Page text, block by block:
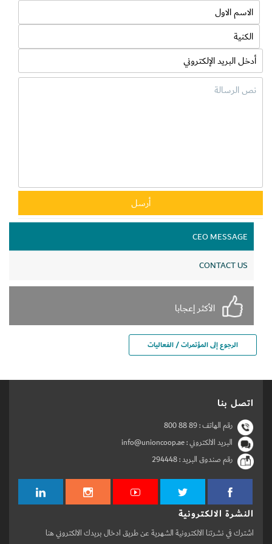
CEO MESSAGE
CONTACT US
الأكثر إعجابا
الرجوع إلى المؤتمرات / الفعاليات
اتصل بنا
رقم الهاتف :800 88 89
البريد الالكتروني : info@unioncoop.ae
رقم صندوق البريد :294448
النشرة الالكترونية
اشترك في نشرتنا الالكترونية الشهرية عن طريق ادخال بريدك الالكتروني هنا